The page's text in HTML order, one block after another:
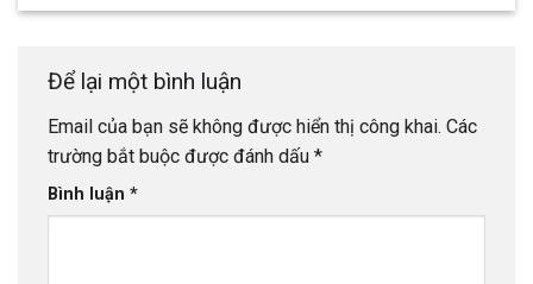
Để lại một bình luận
Email của bạn sẽ không được hiển thị công khai. Các
trường bắt buộc được đánh dấu *
Bình luận *